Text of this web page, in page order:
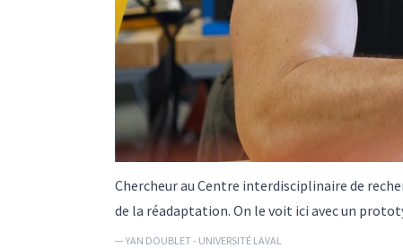
Chercheur au Centre interdisciplinaire de
de la réadaptation. On le voit ici avec un
— YAN DOUBLET - UNIVERSITÉ LAVAL